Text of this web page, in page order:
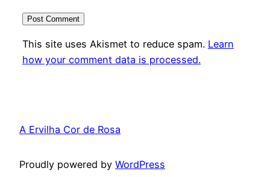
This site uses Akismet to reduce spam. Learn
how your comment data is processed.
A Ervilha Cor de Rosa
Proudly powered by WordPress